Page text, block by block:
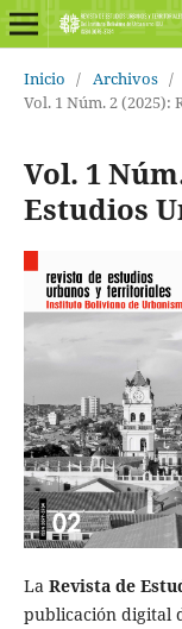
Inicio / Archivos /
Vol. 1 Núm. 2
Vol. 1
Estudios
La Revista de
publicación digital